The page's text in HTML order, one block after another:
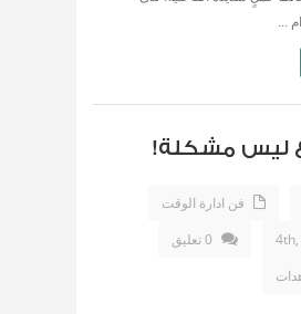
...
ليس مشكلة!
فن ادارة الوقت
0 تعليق